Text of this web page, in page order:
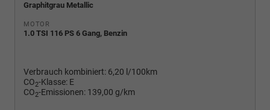
Graphitgrau Metallic
MOTOR
1.0 TSI 116 PS 6 Gang, Benzin
Verbrauch kombiniert: 6,20 l/100km
CO2-Klasse: E
CO2-Emissionen: 139,00 g/km